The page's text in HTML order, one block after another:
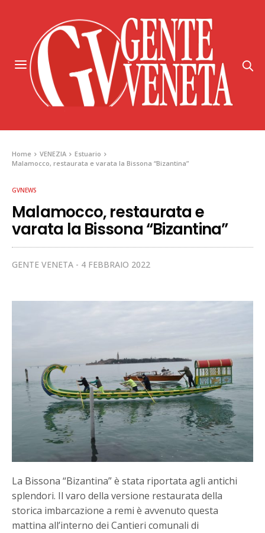
Home VENEZIA
Estuario
Malamocco, restaurata e varata la Bissona “Bizantina”
GVNEWS
Malamocco, restaurata e
varata la Bissona “Bizantina”
GENTE VENETA 4 FEBBRAIO 2022
La Bissona “Bizantina” è stata riportata agli antichi
splendori. Il varo della versione restaurata della
storica imbarcazione a remi è avvenuto questa
mattina all’interno dei Cantieri comunali di